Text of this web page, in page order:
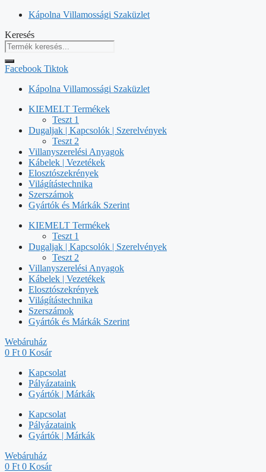
Kilépés
tartalomba
Kápolna Villamossági Szaküzlet
Keresés
Facebook Tiktok
Kápolna Villamossági Szaküzlet
KIEMELT Termékek
Teszt 1
Dugaljak | Kapcsolók | Szerelvények
Teszt 2
Villanyszerelési Anyagok
Kábelek | Vezetékek
Elosztószekrények
Világítástechnika
Szerszámok
Gyártók és Márkák Szerint
KIEMELT Termékek
Teszt 1
Dugaljak | Kapcsolók | Szerelvények
Teszt 2
Villanyszerelési Anyagok
Kábelek | Vezetékek
Elosztószekrények
Világítástechnika
Szerszámok
Gyártók és Márkák Szerint
Webáruház
0 Ft 0 Kosár
Kapcsolat
Pályázataink
Gyártók | Márkák
Kapcsolat
Pályázataink
Gyártók | Márkák
Webáruház
0 Ft 0 Kosár